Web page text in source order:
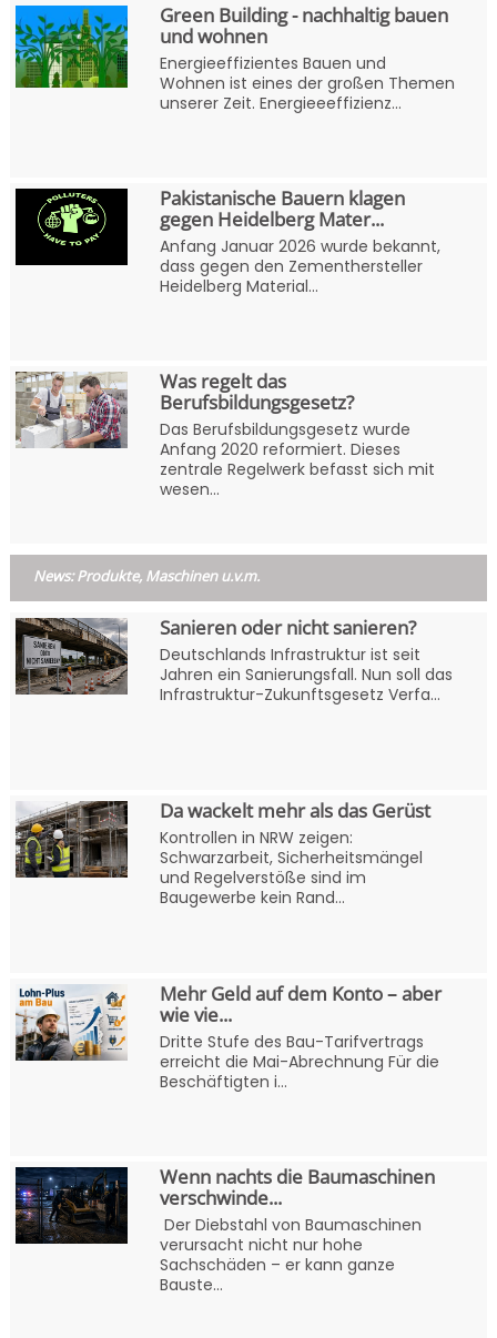
Green Building - nachhaltig bauen
und wohnen
Energieeffizientes Bauen und
Wohnen ist eines der großen Themen
unserer Zeit. Energieeeffizienz...
Pakistanische Bauern klagen
gegen Heidelberg Mater...
Anfang Januar 2026 wurde bekannt,
dass gegen den Zementhersteller
Heidelberg Material...
Was regelt das
Berufsbildungsgesetz?
Das Berufsbildungsgesetz wurde
Anfang 2020 reformiert. Dieses
zentrale Regelwerk befasst sich mit
wesen...
News: Produkte, Maschinen u.v.m.
Sanieren oder nicht sanieren?
Deutschlands Infrastruktur ist seit
Jahren ein Sanierungsfall. Nun soll das
Infrastruktur-Zukunftsgesetz Verfa...
Da wackelt mehr als das Gerüst
Kontrollen in NRW zeigen:
Schwarzarbeit, Sicherheitsmängel
und Regelverstöße sind im
Baugewerbe kein Rand...
Mehr Geld auf dem Konto – aber
wie vie...
Dritte Stufe des Bau-Tarifvertrags
erreicht die Mai-Abrechnung Für die
Beschäftigten i...
Wenn nachts die Baumaschinen
verschwinde...
Der Diebstahl von Baumaschinen
verursacht nicht nur hohe
Sachschäden – er kann ganze
Bauste...